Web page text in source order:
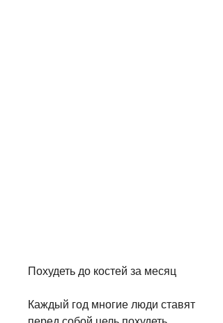
Похудеть до костей за месяц
Каждый год многие люди ставят